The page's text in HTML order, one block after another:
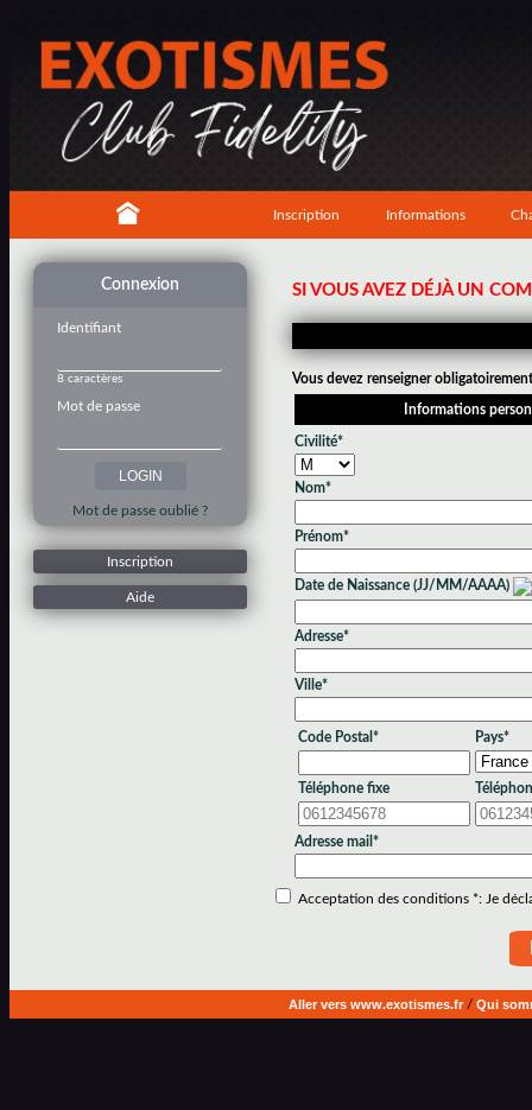
Inscription Informations
Connexion
Identifiant
8 caractères
Mot de passe
Mot de passe oublié ?
Inscription
Aide
SI VOUS AVEZ DÉJÀ UN
Vous devez renseigner
Informations
Civilité*
Nom*
Prénom*
Date de Naissance (JJ/MM/AAAA)
Adresse*
Ville*
Code Postal* Pays*
Téléphone fixe
Adresse mail*
Acceptation des conditions *: Je
Aller vers www.exotismes.fr/ Qui